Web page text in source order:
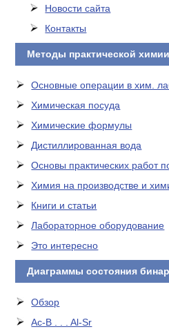
Новости сайта
Контакты
Методы практической химии
Основные операции в хим.
Химическая посуда
Химические формулы
Дистиллированная вода
Основы практических работ
Химия на производстве и
Книги и статьи
Лабораторное оборудование
Это интересно
Диаграммы состояния
Обзор
Ac-B . . . Al-Sr